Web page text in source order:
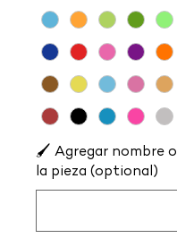
🖌️ Agregar nombre
la pieza (optional)